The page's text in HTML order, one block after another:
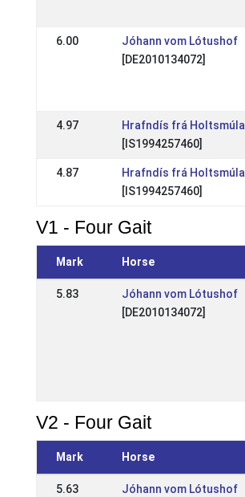
6.00
Jóhann vom Lótushof
[DE2010134072]
4.97
Hrafndís frá Holtsmúla
[IS1994257460]
4.87
Hrafndís frá Holtsmúla
[IS1994257460]
V1 - Four Gait
Mark Horse
5.83
Jóhann vom Lótushof
[DE2010134072]
V2 - Four Gait
Mark Horse
5.63
Jóhann vom Lótushof